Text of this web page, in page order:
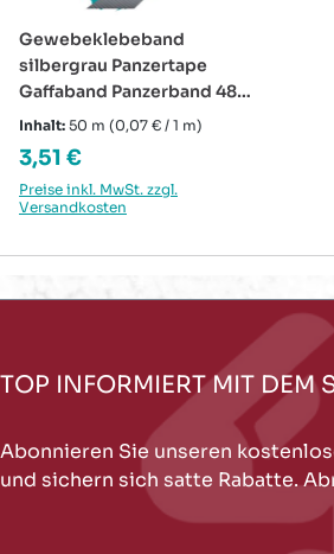
Gewebeklebeband
silbergrau Panzertape
Gaffaband Panzerband 48
mm x 50 m
Inhalt: 50 m (0,07 € / 1 m)
Regulärer Preis:
3,51 €
Preise inkl. MwSt. zzgl.
Versandkosten
TOP INFORMIERT MIT DEM
Abonnieren Sie unseren
und sichern sich satte Rabatte.